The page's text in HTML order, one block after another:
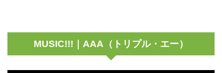
MUSIC!!!｜AAA（トリプル・エー）